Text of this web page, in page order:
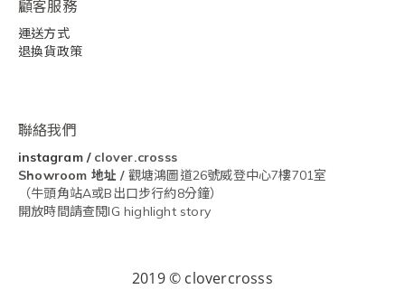
顧客服務
運送方式
退換貨政策
聯絡我們
instagram/ clover.crosss
Showroom 地址 / 觀塘鴻圖道26號威登中心7樓701室
（牛頭角站A或B出口步行約8分鐘）
開放時間請查閱IG highlight story
2019 © clovercrosss